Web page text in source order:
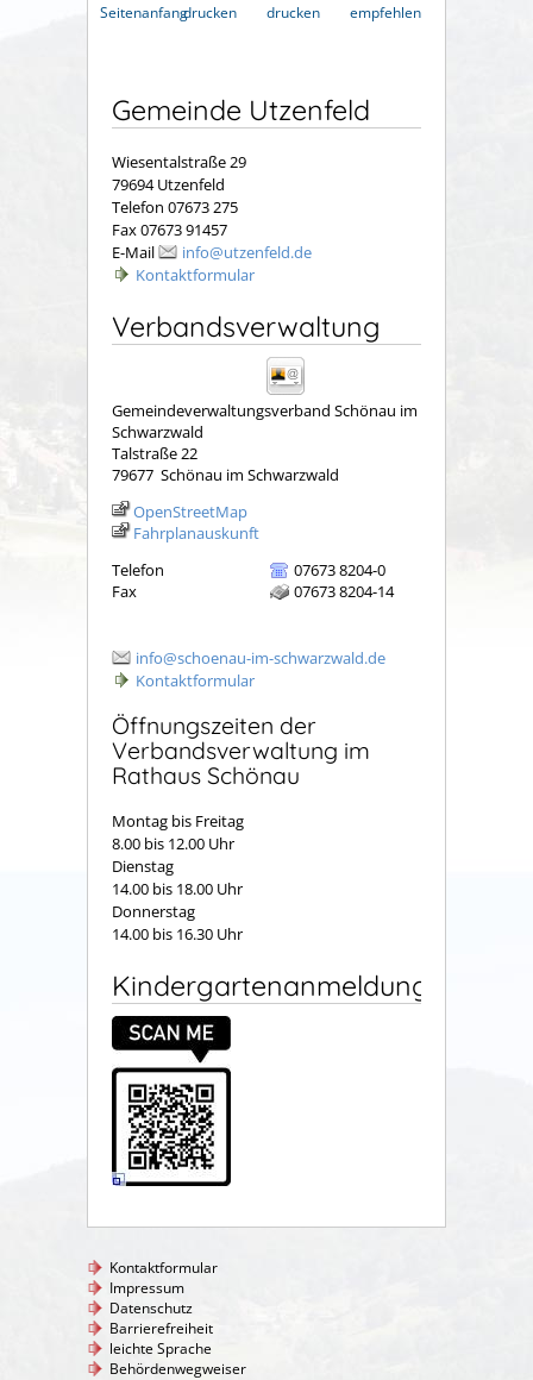
Seitenanfangdrucken
drucken
empfehlen
Gemeinde Utzenfeld
Wiesentalstraße 29
79694 Utzenfeld
Telefon 07673 275
Fax 07673 91457
E-Mail
info@utzenfeld.de
Kontaktformular
Verbandsverwaltung
Gemeindeverwaltungsverband Schönau im
Schwarzwald
Talstraße 22
79677 Schönau im Schwarzwald
OpenStreetMap
Fahrplanauskunft
Telefon
07673 8204-0
Fax
07673 8204-14
info@schoenau-im-schwarzwald.de
Kontaktformular
Öffnungszeiten der
Verbandsverwaltung im
Rathaus Schönau
Montag bis Freitag
8.00 bis 12.00 Uhr
Dienstag
14.00 bis 18.00 Uhr
Donnerstag
14.00 bis 16.30 Uhr
Kindergartenanmeldung
Kontaktformular
Impressum
Datenschutz
Barrierefreiheit
leichte Sprache
Behördenwegweiser